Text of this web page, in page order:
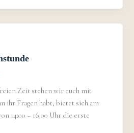
Zeit stehen wir euch mit
ihr Fragen habt, bietet sich am
14:00 – 16:00 Uhr die erste